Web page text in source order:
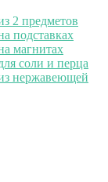
2 предметов
подставках
магнитах
соли и перца
нержавеющей